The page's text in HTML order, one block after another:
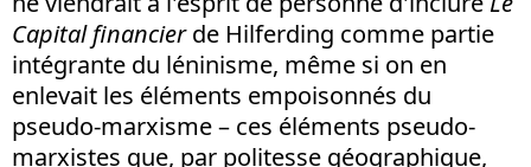
Capital financierde Hilferding comme partie
intégrante du léninisme, même si on en
enlevait les éléments empoisonnés du
pseudo-marxisme – ces éléments pseudo-
marxistes que, par politesse géographique,